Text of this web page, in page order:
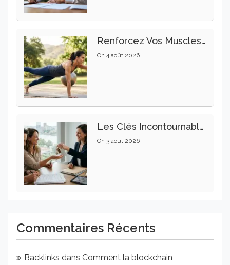
Renforcez Vos Muscles Profonds Pour Apaiser Votre Mal De Dos
On 4 août 2026
Les Clés Incontournables Pour Réussir Vos Transactions Immobilières
On 3 août 2026
Commentaires Récents
Backlinks dans Comment la blockchain